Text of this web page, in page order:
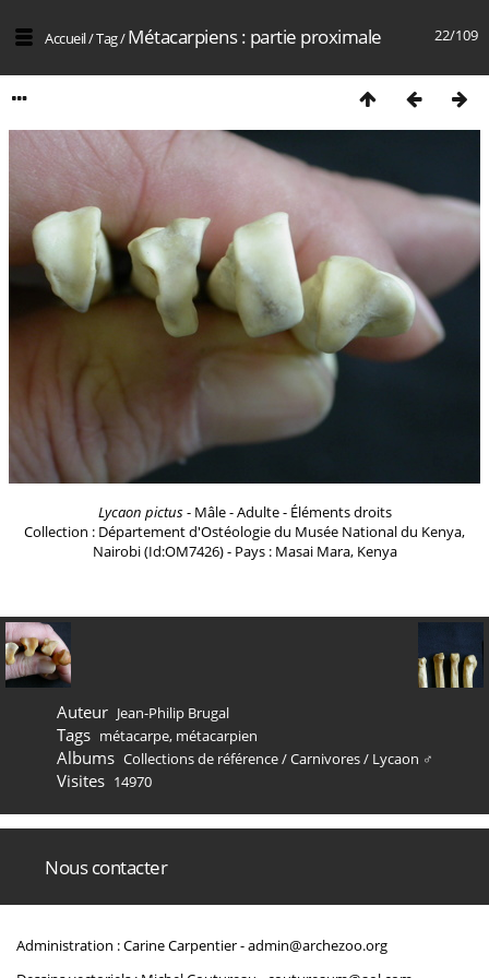
22/109
Accueil/Tag/Métacarpiens : partie proximale
Lycaon pictus- Mâle - Adulte - Éléments droits
Collection : Département d'Ostéologie du Musée National du Kenya,
Nairobi (Id:OM7426) - Pays : Masai Mara, Kenya
Auteur Jean-Philip Brugal
Tags métacarpe, métacarpien
Albums Collections de référence/Carnivores/ Lycaon ♂
Visites 14970
Nous contacter
Administration : Carine Carpentier -admin@archezoo.org